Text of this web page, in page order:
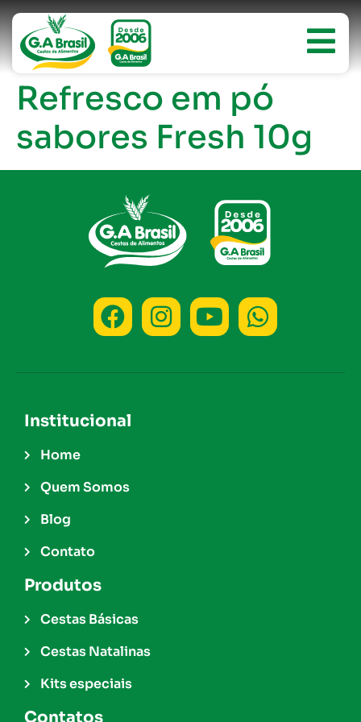
Refresco em pó
sabores Fresh 10g
Institucional
Home
Quem Somos
Blog
Contato
Produtos
Cestas Básicas
Cestas Natalinas
Kits especiais
Contatos